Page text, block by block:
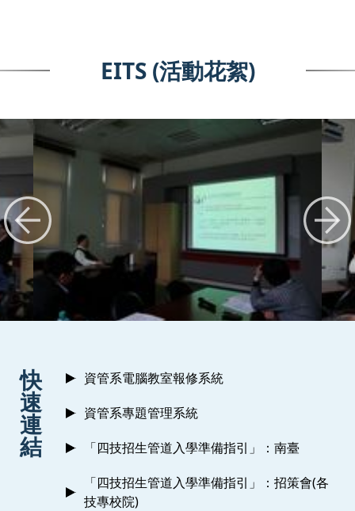
EITS (活動花絮)
快
速
連
結
資管系電腦教室報修系統
資管系專題管理系統
「四技招生管道入學準備指引」：南臺
「四技招生管道入學準備指引」：招策會(各
技專校院)